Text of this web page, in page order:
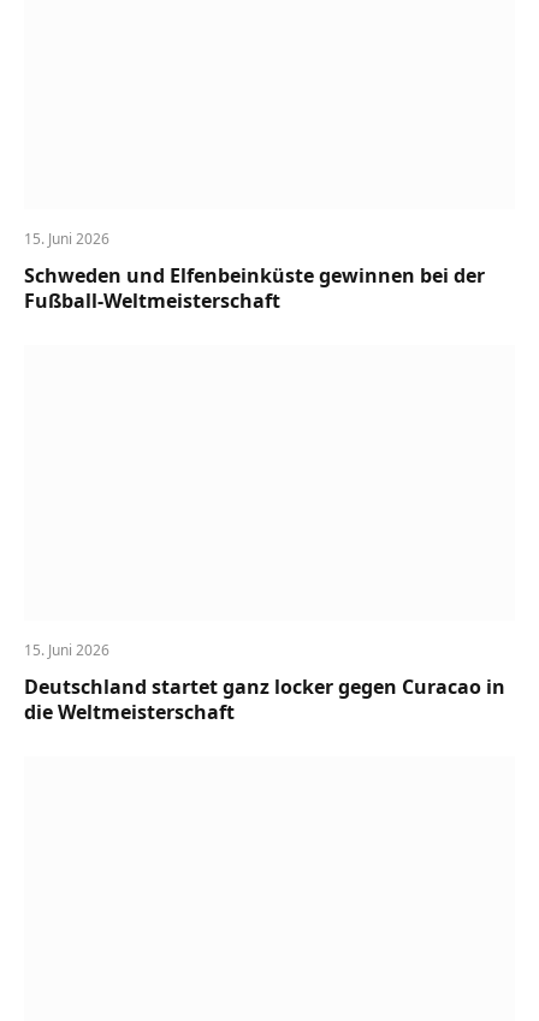
15. Juni 2026
Schweden und Elfenbeinküste gewinnen bei der
Fußball-Weltmeisterschaft
15. Juni 2026
Deutschland startet ganz locker gegen Curacao in
die Weltmeisterschaft